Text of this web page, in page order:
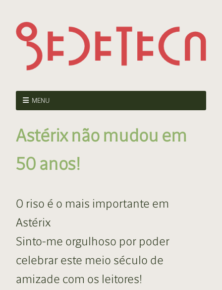
MENU
Astérix não mudou em
50 anos!
O riso é o mais importante em
Astérix
Sinto-me orgulhoso por poder
celebrar este meio século de
amizade com os leitores!